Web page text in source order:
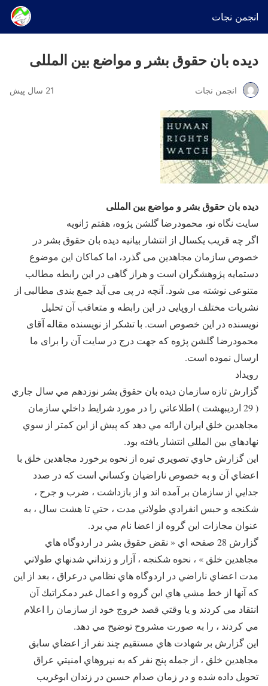
انجمن نجات
ديده بان حقوق بشر و مواضع بین المللی
انجمن نجات 21 سال پیش
ديده بان حقوق بشر و مواضع بین المللی
سايت نگاه نو، محمودرضا گلشن پژوه، هفتم ژانويه
اگر چه قریب یکسال از انتشار بیانیه دیده بان حقوق بشر در
خصوص سازمان مجاهدین می گذرد، اما کماکان این موضوع
دستمایه پژوهشگران است و هراز گاهی در این رابطه مطالب
متنوعی نوشته می شود. آنچه در پی می آید جمع بندی مطالبی از
نشریات مختلف اروپایی در این رابطه و متعاقب آن تحلیل
نویسنده در این خصوص است. با تشکر از نویسنده مقاله آقای
محمودرضا گلشن پژوه که جهت درج در سایت آن را برای ما
ارسال نموده است.
رويداد
گزارش تازه سازمان ديده بان حقوق بشر نوزدهم مي سال جاري
( 29 ارديبهشت ) اطلاعاتي را در مورد شرايط داخلي سازمان
مجاهدين خلق ايران ارائه مي دهد كه پيش از اين كمتر از سوي
نهادهاي بين المللي انتشار يافته بود.
اين گزارش حاوي تصويري تیره از نحوه برخورد مجاهدين خلق با
اعضاي آن و به خصوص ناراضيان وكساني است كه در صدد
جدايي از سازمان بر آمده اند و از بازداشت ، ضرب و جرح ،
شكنجه و حبس انفرادي طولاني مدت ، حتي تا هشت سال ، به
عنوان مجازات اين گروه از اعضا نام مي برد.
گزارش 28 صفحه اي « نقض حقوق بشر در اردوگاه هاي
مجاهدين خلق » ، نحوه شكنجه ، آزار و زنداني شدنهاي طولاني
مدت اعضاي ناراضي در اردوگاه هاي نظامي درعراق ، بعد از اين
كه آنها از خط مشي هاي اين گروه و اعمال غير دمكراتيك آن
انتقاد مي كردند و يا وقتي قصد خروج خود از سازمان را اعلام
مي كردند ، را به صورت مشروح توضيح مي دهد.
اين گزارش بر شهادت هاي مستقيم چند نفر از اعضاي سابق
مجاهدين خلق ، از جمله پنج نفر كه به نيروهاي امنيتي عراق
تحويل داده شده و در زمان صدام حسين در زندان ابوغريب